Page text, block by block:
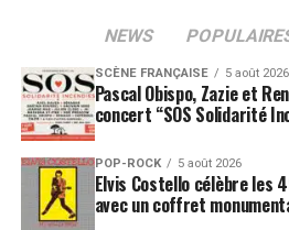
Maze » est un ensemble épique
les trois avaient commencé à
« The Maze » est un disque de
l’aventure, et nul doute qu’il
Chateau Marmont : celui d’un
albums de Chateau Marmont
iTunes etAmazon!
NEWS
SCÈNE FRANÇAISE 5 août 2026
Pascal Obispo, Zazie et
concert “SOS Solidarité
POP-ROCK 5 août 2026
Elvis Costello célèbre les
avec un coffret